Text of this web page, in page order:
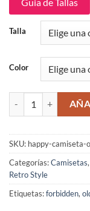
Talla
Color
Happy Camiseta
SKU: happy-camiseta-
Categorías:Camisetas,
Retro Style
Etiquetas:forbidden,